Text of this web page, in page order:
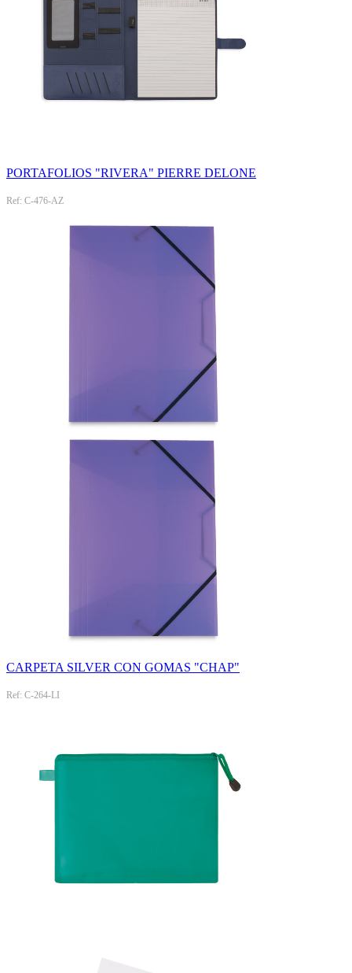
PORTAFOLIOS "RIVERA" PIERRE DELONE
Ref: C-476-AZ
CARPETA SILVER CON GOMAS "CHAP"
Ref: C-264-LI